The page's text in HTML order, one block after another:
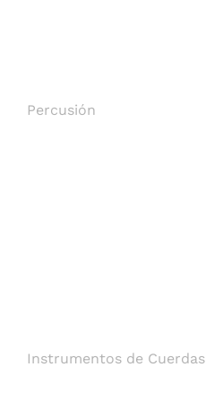
Percusión
Instrumentos de Cuerdas